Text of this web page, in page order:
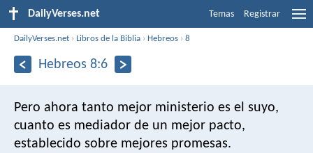
DailyVerses.net Temas Registrar
DailyVerses.net ›Libros de la Biblia › Hebreos ›8
Hebreos 8:6
Pero ahora tanto mejor ministerio es el suyo,
cuanto es mediador de un mejor pacto,
establecido sobre mejores promesas.